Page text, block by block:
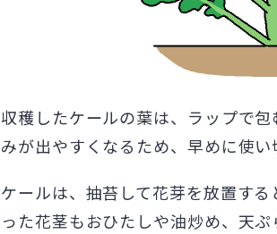
収穫したケールの葉は、ラップで
みが出やすくなるため、早めに使
ケールは、抽苔して花芽を放置す
った花茎もおひたしや油炒め、天